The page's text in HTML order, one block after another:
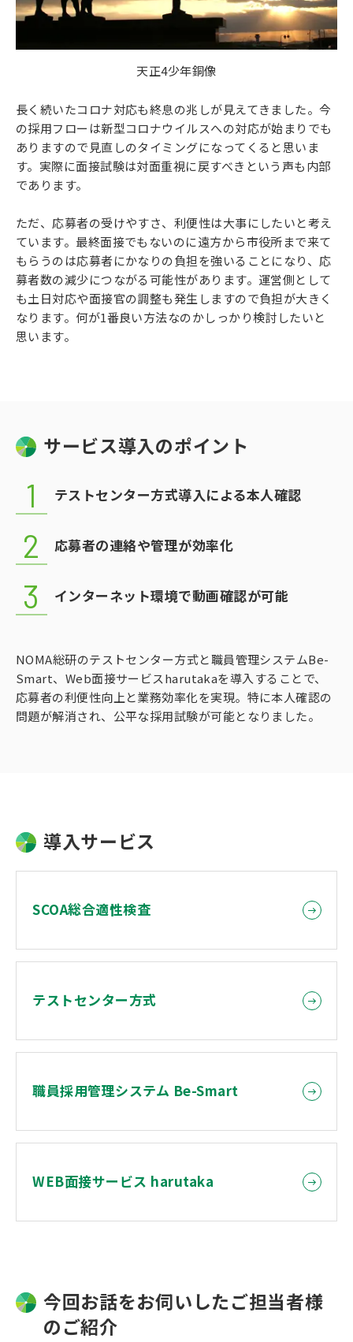
天正4少年銅像
長く続いたコロナ対応も終息の兆しが見えてきました。今
の採用フローは新型コロナウイルスへの対応が始まりでも
ありますので見直しのタイミングになってくると思いま
す。実際に面接試験は対面重視に戻すべきという声も内部
であります。
ただ、応募者の受けやすさ、利便性は大事にしたいと考え
ています。最終面接でもないのに遠方から市役所まで来て
もらうのは応募者にかなりの負担を強いることになり、応
募者数の減少につながる可能性があります。運営側として
も土日対応や面接官の調整も発生しますので負担が大きく
なります。何が1番良い方法なのかしっかり検討したいと
思います。
サービス導入のポイント
テストセンター方式導入による本人確認
応募者の連絡や管理が効率化
インターネット環境で動画確認が可能
NOMA総研のテストセンター方式と職員管理システムBe-
Smart、Web面接サービスharutakaを導入することで、
応募者の利便性向上と業務効率化を実現。特に本人確認の
問題が解消され、公平な採用試験が可能となりました。
導入サービス
SCOA総合適性検査
テストセンター方式
職員採用管理システム Be-Smart
WEB面接サービス harutaka
今回お話をお伺いしたご担当者様
のご紹介